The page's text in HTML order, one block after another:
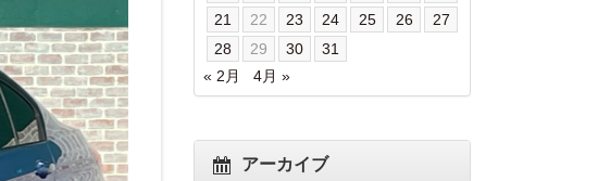
21
22 23 24 25 26
27
28
29 30
31
« 2月
4月 »
アーカイブ